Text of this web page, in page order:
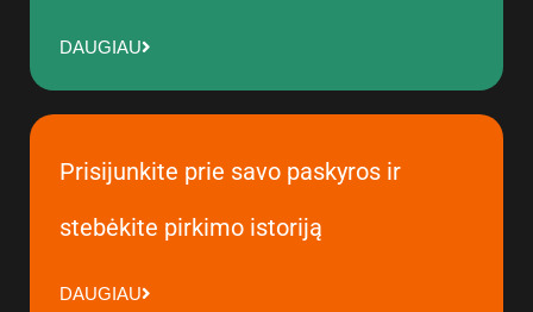
DAUGIAU
Prisijunkite prie savo paskyros ir
stebėkite pirkimo istoriją
DAUGIAU